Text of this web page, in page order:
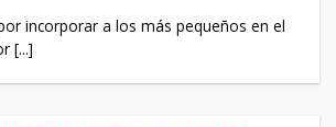
incorporar a los más pequeños en el
[...]